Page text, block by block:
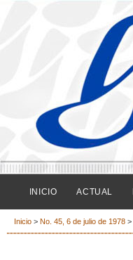
INICIO ACTUAL
Inicio > No. 45, 6 de julio de 1978 >